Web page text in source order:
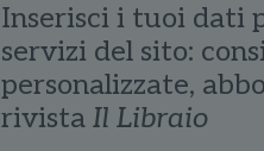
Inserisci i tuoi dati
servizi del sito:
personalizzate,
rivista Il Libraio